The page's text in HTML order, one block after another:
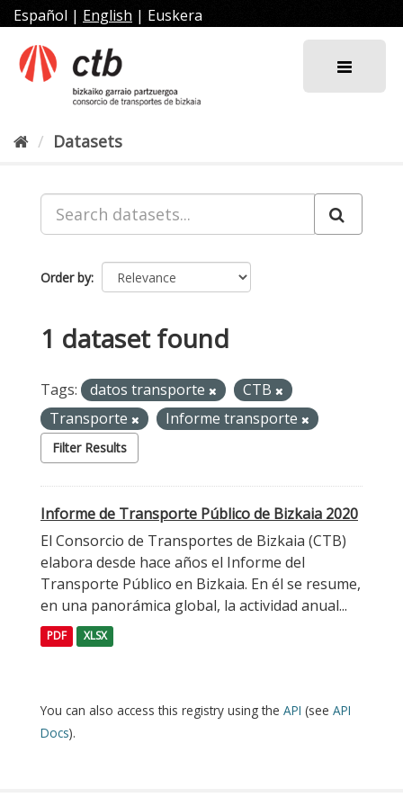
Skip
to
content
Español | English | Euskera
Datasets
Order by
1 dataset found
Tags: datos transporte
CTB
Transporte
Informe transporte
Filter Results
Informe de Transporte Público de Bizkaia 2020
El Consorcio de Transportes de Bizkaia (CTB)
elabora desde hace años el Informe del
Transporte Público en Bizkaia. En él se resume,
en una panorámica global, la actividad anual...
PDF XLSX
You can also access this registry using the API (see API
Docs).